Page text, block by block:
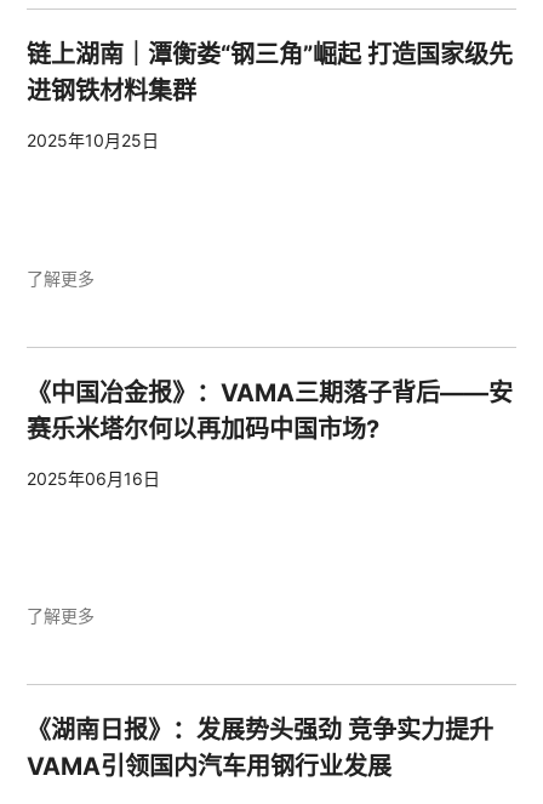
链上湖南｜潭衡娄“钢三角”崛起 打造国家级先
进钢铁材料集群
2025年10月25日
了解更多
《中国冶金报》：VAMA三期落子背后——安
赛乐米塔尔何以再加码中国市场?
2025年06月16日
了解更多
《湖南日报》：发展势头强劲 竞争实力提升
VAMA引领国内汽车用钢行业发展